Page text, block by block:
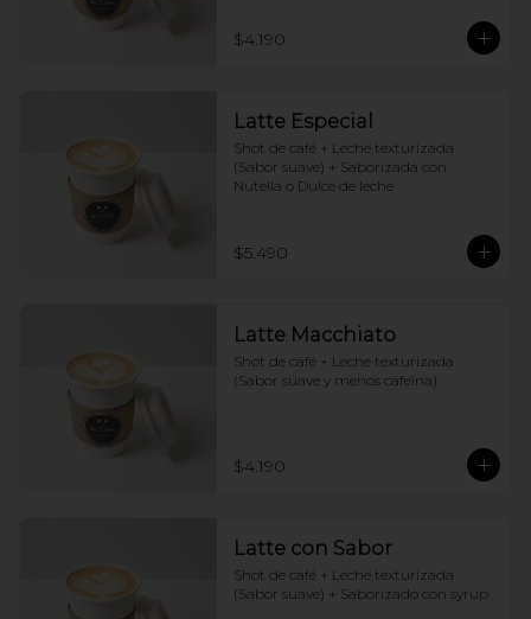
$4.190
Latte Especial
Shot de café + Leche texturizada
(Sabor suave) + Saborizada con
Nutella o Dulce de leche
$5.490
Latte Macchiato
Shot de café + Leche texturizada
(Sabor suave y menos cafeina)
$4.190
Latte con Sabor
Shot de café + Leche texturizada
(Sabor suave) + Saborizado con syrup